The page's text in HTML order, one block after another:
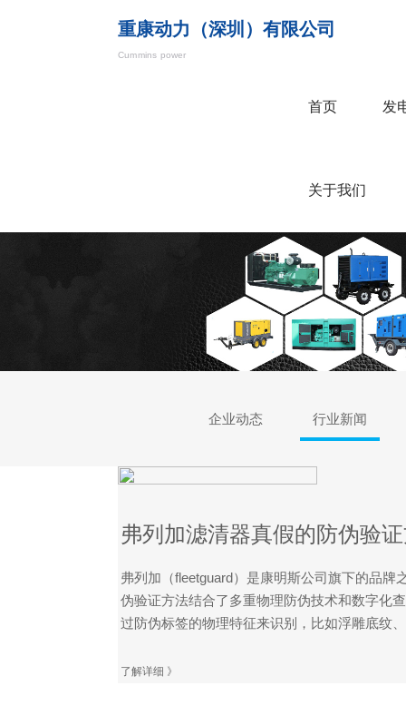
重康动力（深圳）有限公司
Cummins power
首页 发
关于我们
企业动态 行业新闻
弗列加滤清器真假的防伪验
弗列加（fleetguard）是康明斯公司旗下的品
伪验证方法结合了多重物理防伪技术和数字化
过防伪标签的物理特征来识别，比如浮雕底纹
了解详细 》